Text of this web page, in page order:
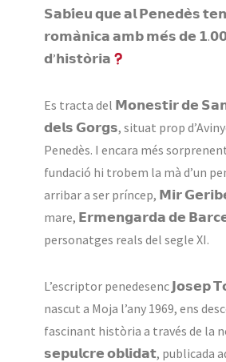
𝗦𝗮𝗯𝗶́𝗲𝘂 𝗾𝘂𝗲 𝗮𝗹 𝗣𝗲𝗻𝗲𝗱𝗲̀𝘀
𝗿𝗼𝗺𝗮̀𝗻𝗶𝗰𝗮 𝗮𝗺𝗯 𝗺𝗲́𝘀 𝗱𝗲
𝗱’𝗵𝗶𝘀𝘁𝗼̀𝗿𝗶𝗮
Es tracta del 𝗠𝗼𝗻𝗲𝘀𝘁𝗶𝗿 𝗱𝗲
𝗱𝗲𝗹𝘀 𝗚𝗼𝗿𝗴𝘀, situat prop
Penedès. I encara més
fundació hi trobem la mà d’un
arribar a ser príncep, 𝗠𝗶𝗿
mare, 𝗘𝗿𝗺𝗲𝗻𝗴𝗮𝗿𝗱𝗮 𝗱𝗲
personatges reals del segle XI.
L’escriptor penedesenc 𝗝𝗼𝘀𝗲𝗽
nascut a Moja l’any 1969, ens
fascinant història a través de la
𝘀𝗲𝗽𝘂𝗹𝗰𝗿𝗲 𝗼𝗯𝗹𝗶𝗱𝗮𝘁, publicada